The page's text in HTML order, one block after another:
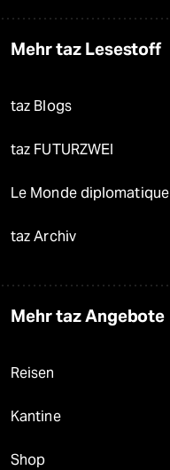
Mehr taz Lesestoff
taz Blogs
taz FUTURZWEI
Le Monde diplomatique
taz Archiv
Mehr taz Angebote
Reisen
Kantine
Shop